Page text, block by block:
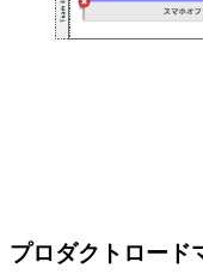
プロダクトロー